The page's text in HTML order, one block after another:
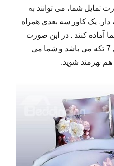
تمایل شما، می توانند به
یک کاور سه بعدی همراه
آماده کنند . در این صورت
سرویس رو تختی شما دارای 7 تکه می باشد و شما می
هم بهرمند شوید.